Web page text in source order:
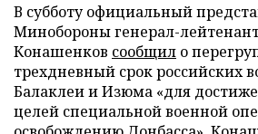
В субботу официальный
Минобороны генерал-
Конашенков сообщил о
трехдневный срок российских
Балаклеи и Изюма «для
целей специальной военной